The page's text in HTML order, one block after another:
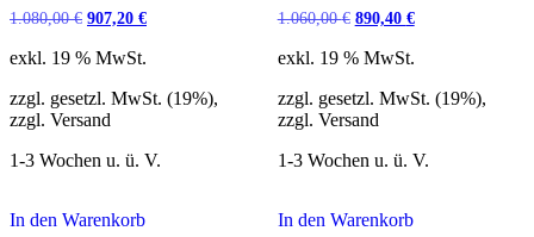
1.080,00€ Ursprünglicher
war:
907,20 €Aktueller
exkl. 19 % MwSt.
zzgl. gesetzl. MwSt. (19%),
zzgl. Versand
1-3 Wochen u. ü. V.
In den Warenkorb
1.060,00€ Ursprünglicher
war:
890,40 €Aktueller
exkl. 19 % MwSt.
zzgl. gesetzl. MwSt. (19%),
zzgl. Versand
1-3 Wochen u. ü. V.
In den Warenkorb